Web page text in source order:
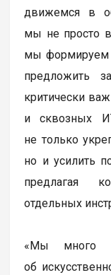
движемся в
мы не просто
мы формируем
предложить
критически
и сквозных
не только
но и усилить
предлагая
отдельных
«Мы много
об